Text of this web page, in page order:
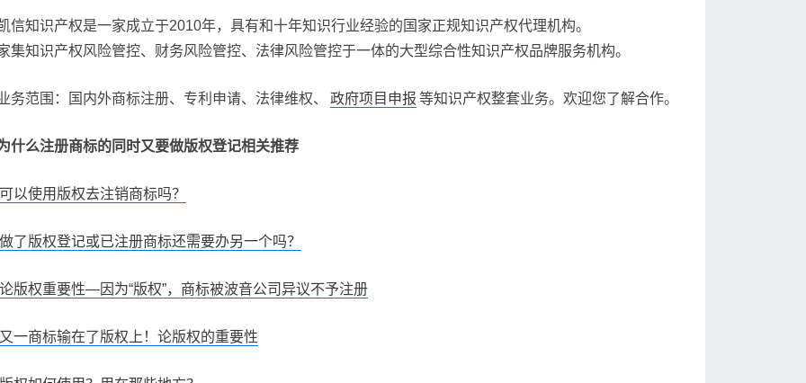
信知识产权是一家成立于2010年，具有和十年知识行业经验的国家正规知识产权代理机构。
集知识产权风险管控、财务风险管控、法律风险管控于一体的大型综合性知识产权品牌服务机构。
务范围：国内外商标注册、专利申请、法律维权、 政府项目申报 等知识产权整套业务。欢迎您了解合作。
什么注册商标的同时又要做版权登记相关推荐
可以使用版权去注销商标吗？
做了版权登记或已注册商标还需要办另一个吗？
论版权重要性—因为“版权”，商标被波音公司异议不予注册
又一商标输在了版权上！论版权的重要性